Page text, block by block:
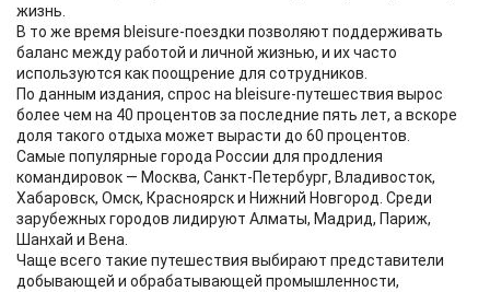
жизнь.
В то же время bleisure-поездки позволяют поддерживать
баланс между работой и личной жизнью, и их часто
используются как поощрение для сотрудников.
По данным издания, спрос на bleisure-путешествия вырос
более чем на 40 процентов за последние пять лет, а вскоре
доля такого отдыха может вырасти до 60 процентов.
Самые популярные города России для продления
командировок — Москва, Санкт-Петербург, Владивосток,
Хабаровск, Омск, Красноярск и Нижний Новгород. Среди
зарубежных городов лидируют Алматы, Мадрид, Париж,
Шанхай и Вена.
Чаще всего такие путешествия выбирают представители
добывающей и обрабатывающей промышленности,